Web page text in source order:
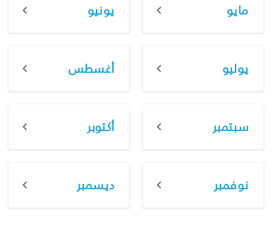
مايو يونيو
يوليو أغسطس
سبتمبر أكتوبر
نوفمبر ديسمبر